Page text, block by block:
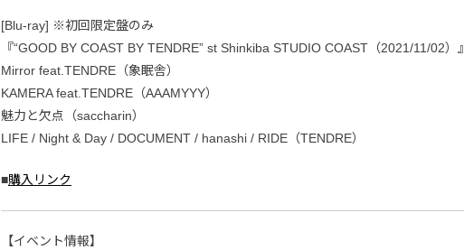
[Blu-ray] ※初回限定盤のみ
『“GOOD BY COAST BY TENDRE” st Shinkiba STUDIO COAST（2021/11/02）』
Mirror feat.TENDRE（象眠舎）
KAMERA feat.TENDRE（AAAMYYY）
魅力と欠点（saccharin）
LIFE / Night & Day / DOCUMENT / hanashi / RIDE（TENDRE）
■購入リンク
【イベント情報】